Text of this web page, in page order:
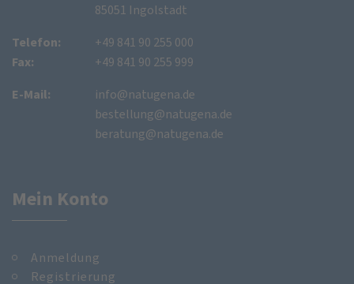
85051 Ingolstadt
Telefon:
Fax:
+49 841 90 255 000
+49 841 90 255 999
E-Mail:
info@natugena.de
bestellung@natugena.de
beratung@natugena.de
Mein Konto
Anmeldung
Registrierung